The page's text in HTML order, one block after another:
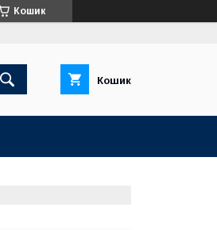
Кошик
Кошик